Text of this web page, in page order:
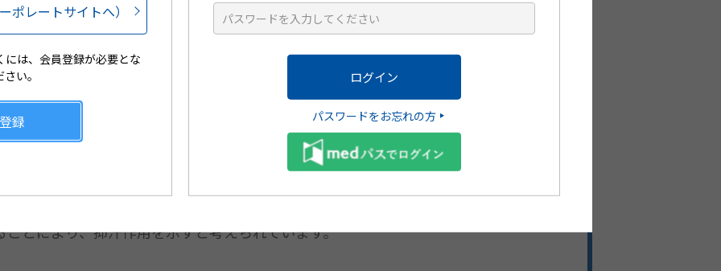
に適量を両手掌全体に塗布することで効果を発揮します（1回の塗布量の目安：両
分）。
手掌多汗症患者を対象としたプラセボ対照二重盲検比較試験：04試験）におい
投与4週後における発汗量のレスポンダー（ベースラインから発汗量が50%以上改
プラセボ群と比較してアポハイド
ローション20%群で有意に高く、プラセボ群に
れました（p<0.001、Fisherの直接確率法）。
とにより、抑汗作用を示すと考えられています。
ポレートサイトへ）
は、会員登録が必要とな
い。
録 パスワードをお忘れの方